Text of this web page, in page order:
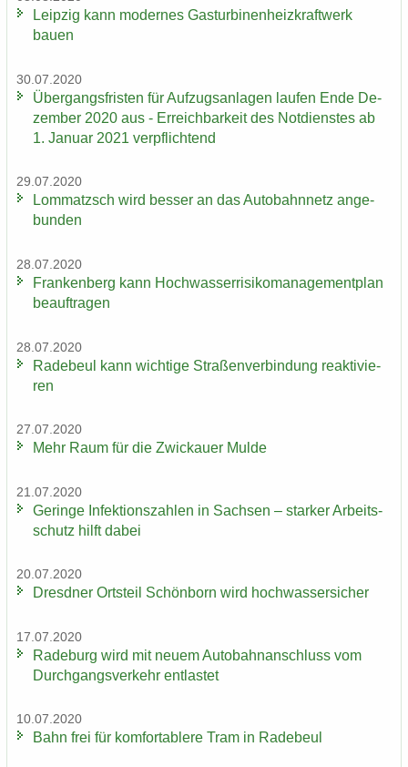
Leip­zig kann mo­der­nes Gas­tur­bi­nen­heiz­kraft­werk
bauen
30.07.2020
Über­gangs­fris­ten für Auf­zugs­an­la­gen lau­fen Ende De­
zem­ber 2020 aus - Er­reich­bar­keit des Not­diens­tes ab
1. Ja­nu­ar 2021 ver­pflich­tend
29.07.2020
Lom­matzsch wird bes­ser an das Au­to­bahn­netz an­ge­
bun­den
28.07.2020
Fran­ken­berg kann Hoch­was­ser­ri­si­ko­ma­nage­ment­plan
be­auf­tra­gen
28.07.2020
Ra­de­beul kann wich­ti­ge Stra­ßen­ver­bin­dung re­ak­ti­vie­
ren
27.07.2020
Mehr Raum für die Zwi­ckau­er Mulde
21.07.2020
Ge­rin­ge In­fek­ti­ons­zah­len in Sach­sen – star­ker Ar­beits­
schutz hilft dabei
20.07.2020
Dresd­ner Orts­teil Schön­born wird hoch­was­ser­si­cher
17.07.2020
Ra­de­burg wird mit neuem Au­to­bahn­an­schluss vom
Durch­gangs­ver­kehr ent­las­tet
10.07.2020
Bahn frei für kom­for­ta­ble­re Tram in Ra­de­beul